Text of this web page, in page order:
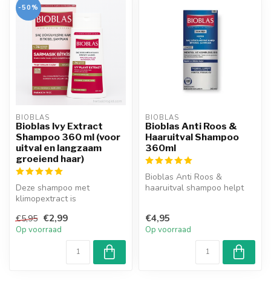
-50%
BIOBLAS
Bioblas Ivy Extract
Shampoo 360 ml (voor
uitval en langzaam
groeiend haar)
Deze shampoo met
klimopextract is
te versterken en het ...
€5,95 €2,99
Op voorraad
BIOBLAS
Bioblas Anti Roos &
Haaruitval Shampoo
360ml
Bioblas Anti Roos &
haaruitval shampoo helpt
€4,95
Op voorraad